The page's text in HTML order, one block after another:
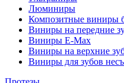
Люминиры
Композитные виниры
Виниры на передние
Виниры E-Max
Виниры на верхние
Виниры для зубов